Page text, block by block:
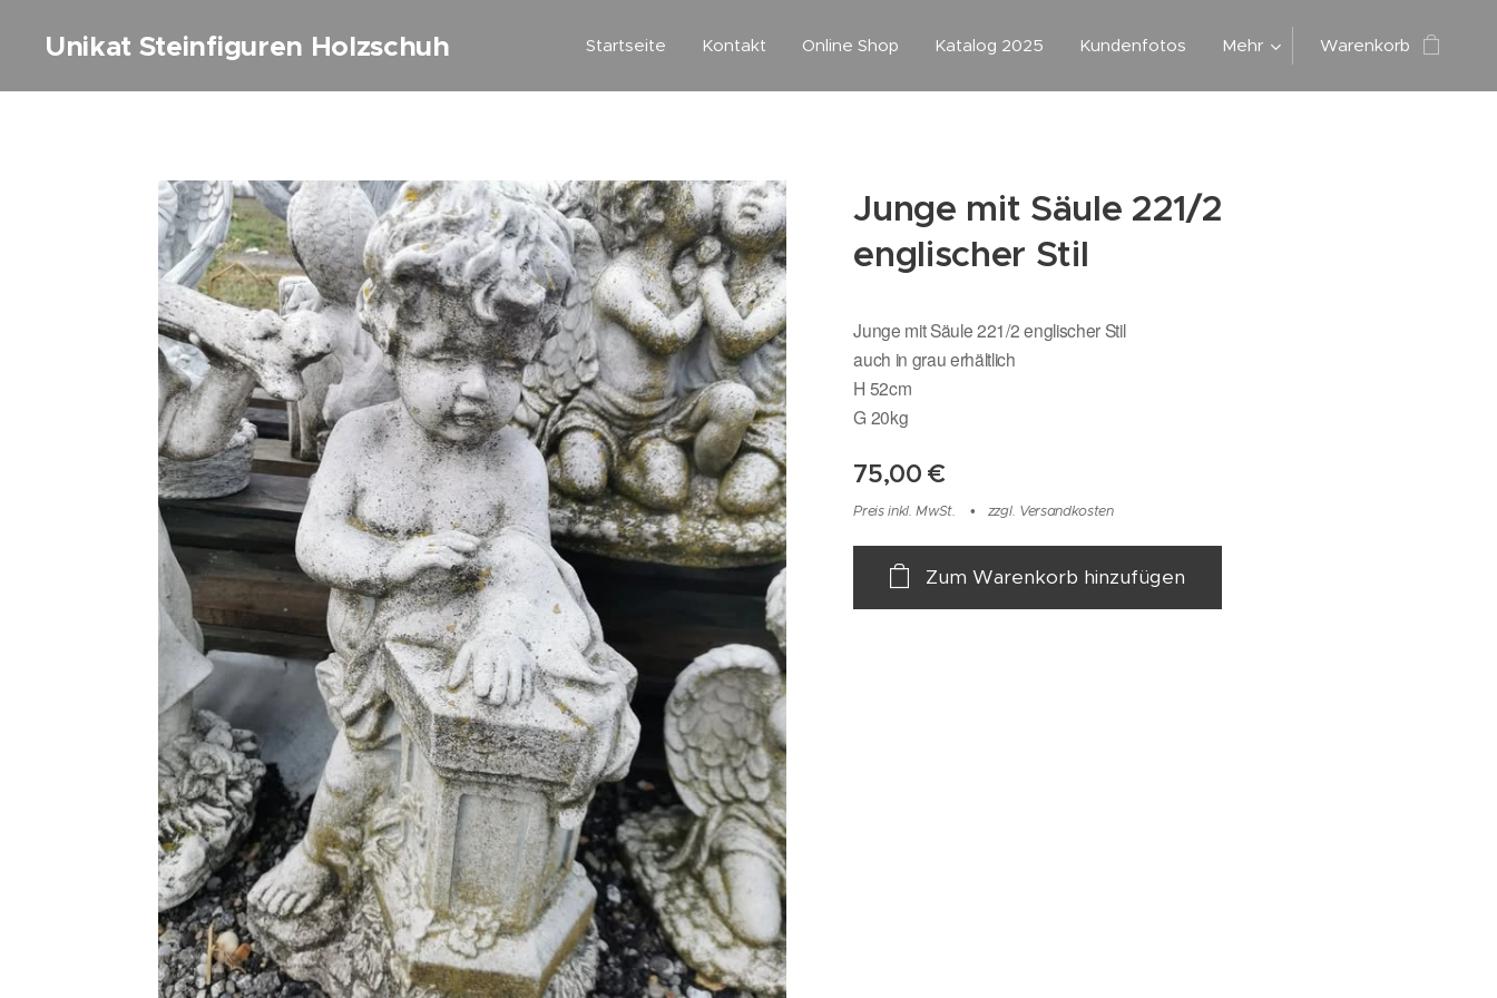
Unikat Steinfiguren Holzschuh Startseite Kontakt Online Shop Katalog 2025 Kundenfotos Mehr Warenkorb
Junge mit Säule 221/2
englischer Stil
Junge mit Säule 221/2 englischer Stil
auch in grau erhältlich
H 52cm
G 20kg
75,00 €
Preis inkl. MwSt. zzgl. Versandkosten
Zum Warenkorb hinzufügen